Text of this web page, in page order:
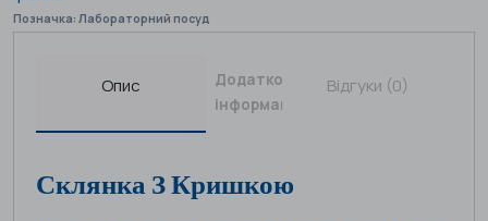
Позначка: Лабораторний посуд
Опис
Додаткова
інформація
Відгуки (0)
Склянка З Кришкою